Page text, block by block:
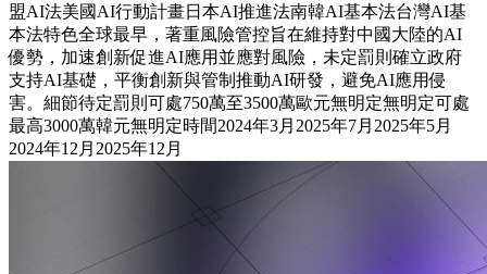
盟AI法美國AI行動計畫日本AI推進法南韓AI基本法台灣AI基
本法特色全球最早，著重風險管控旨在維持對中國大陸的AI
優勢，加速創新促進AI應用並應對風險，未定罰則確立政府
支持AI基礎，平衡創新與管制推動AI研發，避免AI應用侵
害。細節待定罰則可處750萬至3500萬歐元無明定無明定可處
最高3000萬韓元無明定時間2024年3月2025年7月2025年5月
2024年12月2025年12月